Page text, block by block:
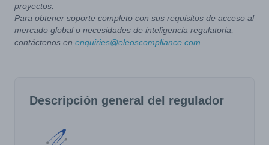
proyectos.
Para obtener soporte completo con sus requisitos de acceso al
mercado global o necesidades de inteligencia regulatoria,
contáctenos en enquiries@eleoscompliance.com
Descripción general del regulador